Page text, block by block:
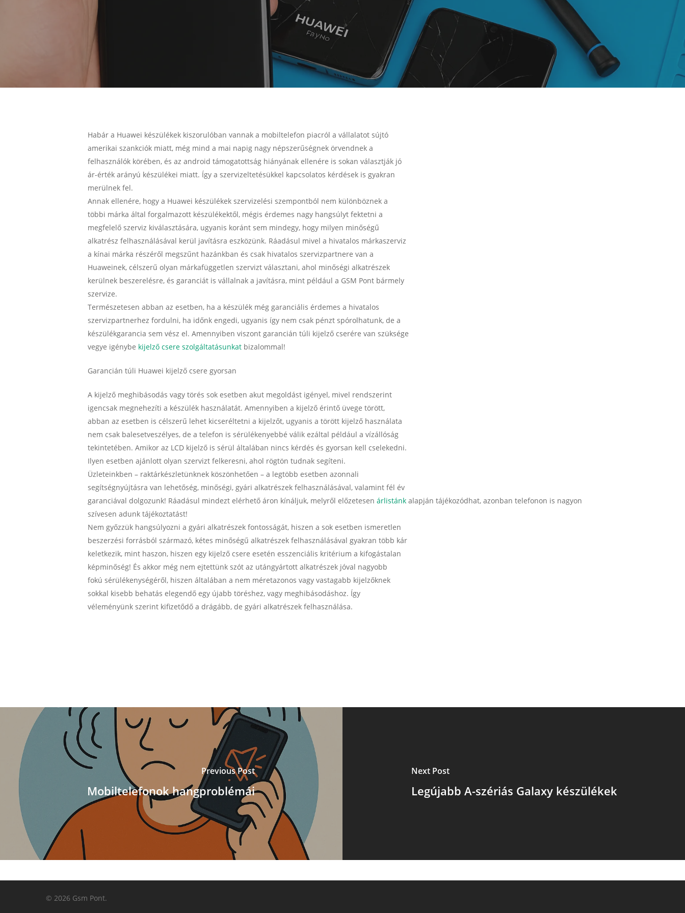
Habár a Huawei készülékek kiszorulóban vannak a mobiltelefon piacról a vállalatot sújtó
amerikai szankciók miatt, még mind a mai napig nagy népszerűségnek örvendnek a
felhasználók körében, és az android támogatottság hiányának ellenére is sokan választják jó
ár-érték arányú készülékei miatt. Így a szervizeltetésükkel kapcsolatos kérdések is gyakran
merülnek fel.
Annak ellenére, hogy a Huawei készülékek szervizelési szempontból nem különböznek a
többi márka által forgalmazott készülékektől, mégis érdemes nagy hangsúlyt fektetni a
megfelelő szerviz kiválasztására, ugyanis koránt sem mindegy, hogy milyen minőségű
alkatrész felhasználásával kerül javításra eszközünk. Ráadásul mivel a hivatalos márkaszerviz
a kínai márka részéről megszűnt hazánkban és csak hivatalos szervizpartnere van a
Huaweinek, célszerű olyan márkafüggetlen szervizt választani, ahol minőségi alkatrészek
kerülnek beszerelésre, és garanciát is vállalnak a javításra, mint például a GSM Pont bármely
szervize.
Természetesen abban az esetben, ha a készülék még garanciális érdemes a hivatalos
szervizpartnerhez fordulni, ha időnk engedi, ugyanis így nem csak pénzt spórolhatunk, de a
készülékgarancia sem vész el. Amennyiben viszont garancián túli kijelző cserére van szüksége
vegye igénybe kijelző csere szolgáltatásunkat bizalommal!
Garancián túli Huawei kijelző csere gyorsan
A kijelző meghibásodás vagy törés sok esetben akut megoldást igényel, mivel rendszerint
igencsak megnehezíti a készülék használatát. Amennyiben a kijelző érintő üvege törött,
abban az esetben is célszerű lehet kicseréltetni a kijelzőt, ugyanis a törött kijelző használata
nem csak balesetveszélyes, de a telefon is sérülékenyebbé válik ezáltal például a vízállóság
tekintetében. Amikor az LCD kijelző is sérül általában nincs kérdés és gyorsan kell cselekedni.
Ilyen esetben ajánlott olyan szervizt felkeresni, ahol rögtön tudnak segíteni.
Üzleteinkben – raktárkészletünknek köszönhetően – a legtöbb esetben azonnali
segítségnyújtásra van lehetőség, minőségi, gyári alkatrészek felhasználásával, valamint fél év
garanciával dolgozunk! Ráadásul mindezt elérhető áron kínáljuk, melyről előzetesen árlistánk alapján tájékozódhat, azonban telefonon is nagyon
szívesen adunk tájékoztatást!
Nem győzzük hangsúlyozni a gyári alkatrészek fontosságát, hiszen a sok esetben ismeretlen
beszerzési forrásból származó, kétes minőségű alkatrészek felhasználásával gyakran több kár
keletkezik, mint haszon, hiszen egy kijelző csere esetén esszenciális kritérium a kifogástalan
képminőség! És akkor még nem ejtettünk szót az utángyártott alkatrészek jóval nagyobb
fokú sérülékenységéről, hiszen általában a nem méretazonos vagy vastagabb kijelzőknek
sokkal kisebb behatás elegendő egy újabb töréshez, vagy meghibásodáshoz. Így
véleményünk szerint kifizetődő a drágább, de gyári alkatrészek felhasználása.
Previous Post
Mobiltelefonok hangproblémái
Next Post
Legújabb A-szériás Galaxy készülékek
© 2026 Gsm Pont.